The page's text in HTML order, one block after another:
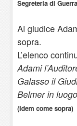
Segreteria di
Al giudice
sopra.
L’elenco
Adami
Galasso il
Belmer in
(Idem come sopra)